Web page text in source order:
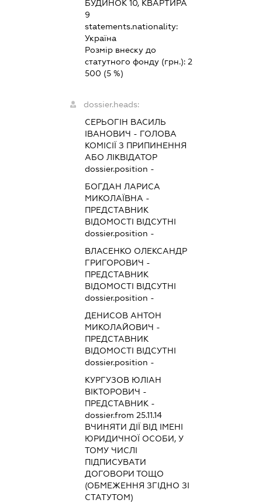
БУДИНОК 10, КВАРТИРА
9
statements.nationality:
Україна
Розмір внеску до
статутного фонду (грн.):2
500 (5 %)
dossier.heads:
СЕРЬОГІН ВАСИЛЬ
ІВАНОВИЧ - ГОЛОВА
КОМІСІЇ З ПРИПИНЕННЯ
АБО ЛІКВІДАТОР
dossier.position -
БОГДАН ЛАРИСА
МИКОЛАЇВНА -
ПРЕДСТАВНИК
ВІДОМОСТІ ВІДСУТНІ
dossier.position -
ВЛАСЕНКО ОЛЕКСАНДР
ГРИГОРОВИЧ -
ПРЕДСТАВНИК
ВІДОМОСТІ ВІДСУТНІ
dossier.position -
ДЕНИСОВ АНТОН
МИКОЛАЙОВИЧ -
ПРЕДСТАВНИК
ВІДОМОСТІ ВІДСУТНІ
dossier.position -
КУРГУЗОВ ЮЛІАН
ВІКТОРОВИЧ -
ПРЕДСТАВНИК -
dossier.from 25.11.14
ВЧИНЯТИ ДІЇ ВІД ІМЕНІ
ЮРИДИЧНОЇ ОСОБИ, У
ТОМУ ЧИСЛІ
ПІДПИСУВАТИ
ДОГОВОРИ ТОЩО
(ОБМЕЖЕННЯ ЗГІДНО ЗІ
СТАТУТОМ)